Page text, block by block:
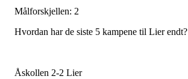
Målforskjellen: 2
Hvordan har de siste 5 kampene til Lier endt?
Åskollen 2-2 Lier